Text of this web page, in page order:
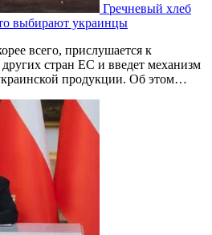
Гречневый хлеб
выбирают украинцы
всего, прислушается к
стран ЕС и введет механизм
продукции. Об этом…